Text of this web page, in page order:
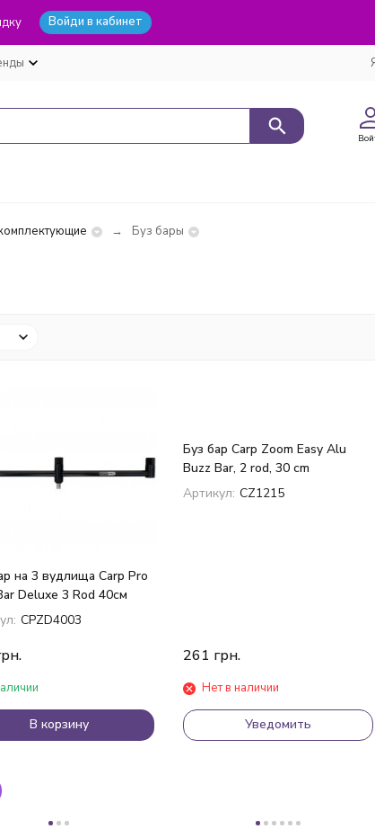
Войди в кабинет
Буз бары
на 3 вудлища Carp Pro
Deluxe 3 Rod 40см
CPZD4003
В корзину
Буз бар Carp Zoom Easy Alu
Buzz Bar, 2 rod, 30 cm
Артикул: CZ1215
261 грн.
Нет в наличии
Уведомить